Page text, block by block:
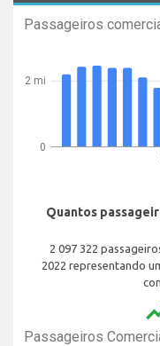
Passageiros
0
2 mi
Quantos
2 097 322
2022 representando
Passageiros